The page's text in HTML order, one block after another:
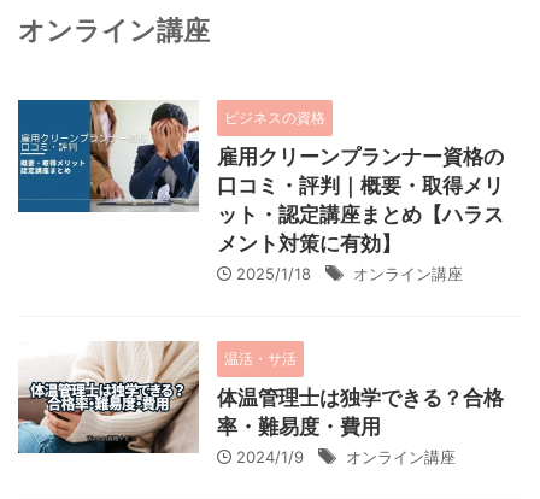
オンライン講座
ビジネスの資格
雇用クリーンプランナー資格の
口コミ・評判｜概要・取得メリ
ット・認定講座まとめ【ハラス
メント対策に有効】
2025/1/18 オンライン講座
温活・サ活
体温管理士は独学できる？合格
率・難易度・費用
2024/1/9 オンライン講座